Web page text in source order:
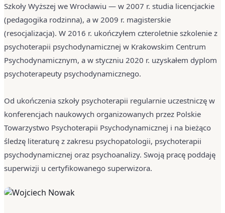
Szkoły Wyższej we Wrocławiu — w 2007 r. studia licencjackie
(pedagogika rodzinna), a w 2009 r. magisterskie
(resocjalizacja). W 2016 r. ukończyłem czteroletnie szkolenie z
psychoterapii psychodynamicznej w Krakowskim Centrum
Psychodynamicznym, a w styczniu 2020 r. uzyskałem dyplom
psychoterapeuty psychodynamicznego.
Od ukończenia szkoły psychoterapii regularnie uczestniczę w
konferencjach naukowych organizowanych przez Polskie
Towarzystwo Psychoterapii Psychodynamicznej i na bieżąco
śledzę literaturę z zakresu psychopatologii, psychoterapii
psychodynamicznej oraz psychoanalizy. Swoją pracę poddaję
superwizji u certyfikowanego superwizora.